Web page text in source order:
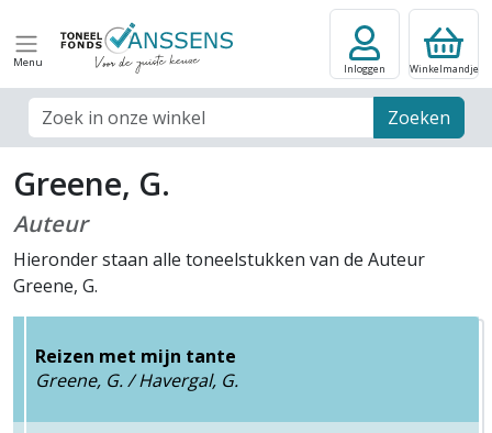
Menu
Zoek veld Zoeken
Inloggen Winkelmandje
Greene, G.
Auteur
Hieronder staan alle toneelstukken van de Auteur
Greene, G.
Reizen met mijn tante
Greene, G. / Havergal, G.